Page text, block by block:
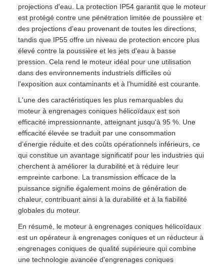
projections d'eau. La protection IP54 garantit que le moteur
est protégé contre une pénétration limitée de poussière et
des projections d'eau provenant de toutes les directions,
tandis que IP55 offre un niveau de protection encore plus
élevé contre la poussière et les jets d'eau à basse
pression. Cela rend le moteur idéal pour une utilisation
dans des environnements industriels difficiles où
l'exposition aux contaminants et à l'humidité est courante.
L'une des caractéristiques les plus remarquables du
moteur à engrenages coniques hélicoïdaux est son
efficacité impressionnante, atteignant jusqu'à 95 %. Une
efficacité élevée se traduit par une consommation
d’énergie réduite et des coûts opérationnels inférieurs, ce
qui constitue un avantage significatif pour les industries qui
cherchent à améliorer la durabilité et à réduire leur
empreinte carbone. La transmission efficace de la
puissance signifie également moins de génération de
chaleur, contribuant ainsi à la durabilité et à la fiabilité
globales du moteur.
En résumé, le moteur à engrenages coniques hélicoïdaux
est un opérateur à engrenages coniques et un réducteur à
engrenages coniques de qualité supérieure qui combine
une technologie avancée d'engrenages coniques